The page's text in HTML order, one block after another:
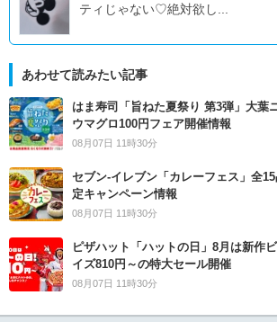
ティじゃない♡絶対欲し...
あわせて読みたい記事
はま寿司「旨ねた夏祭り 第3弾」大葉
ウマグロ100円フェア開催情報
08月07日 11時30分
セブン‐イレブン「カレーフェス」全
定キャンペーン情報
08月07日 11時30分
ピザハット「ハットの日」8月は新作
イズ810円～の特大セール開催
08月07日 11時30分